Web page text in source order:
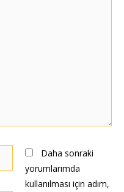
Daha sonraki
yorumlarımda
kullanılması için adım,